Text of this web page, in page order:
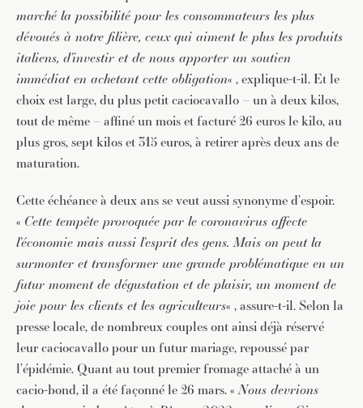
marché la possibilité pour les consommateurs les plus
dévoués à notre filière, ceux qui aiment le plus les produits
italiens, d’investir et de nous apporter un soutien
immédiat en achetant cette obligation« , explique-t-il. Et le
choix est large, du plus petit caciocavallo – un à deux kilos,
tout de même – affiné un mois et facturé 26 euros le kilo, au
plus gros, sept kilos et 315 euros, à retirer après deux ans de
maturation.
Cette échéance à deux ans se veut aussi synonyme d’espoir.
« Cette tempête provoquée par le coronavirus affecte
l’économie mais aussi l’esprit des gens. Mais on peut la
surmonter et transformer une grande problématique en un
futur moment de dégustation et de plaisir, un moment de
joie pour les clients et les agriculteurs« , assure-t-il. Selon la
presse locale, de nombreux couples ont ainsi déjà réservé
leur caciocavallo pour un futur mariage, repoussé par
l’épidémie. Quant au tout premier fromage attaché à un
cacio-bond, il a été façonné le 26 mars. «Nous devrions